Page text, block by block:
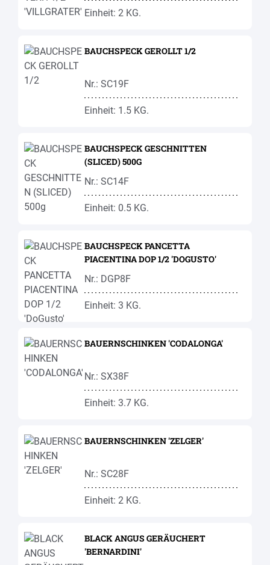
Einheit: 2 KG.
BAUCHSPECK GEROLLT 1/2
Nr.: SC19F
Einheit: 1.5 KG.
BAUCHSPECK GESCHNITTEN
(SLICED) 500G
Nr.: SC14F
Einheit: 0.5 KG.
BAUCHSPECK PANCETTA
PIACENTINA DOP 1/2 'DOGUSTO'
Nr.: DGP8F
Einheit: 3 KG.
BAUERNSCHINKEN 'CODALONGA'
Nr.: SX38F
Einheit: 3.7 KG.
BAUERNSCHINKEN 'ZELGER'
Nr.: SC28F
Einheit: 2 KG.
BLACK ANGUS GERÄUCHERT
'BERNARDINI'